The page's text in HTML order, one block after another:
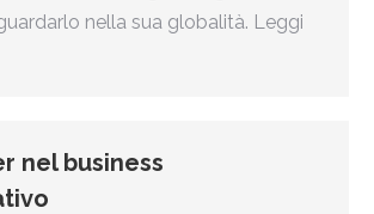
nella sua globalità. Leggi
nel business